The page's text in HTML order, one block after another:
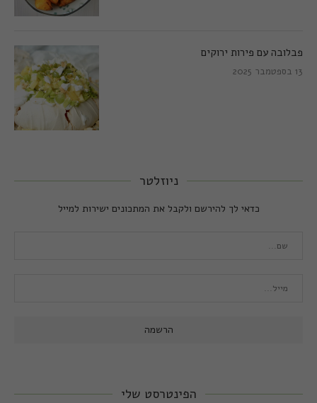
פבלובה עם פירות ירוקים
13 בספטמבר 2025
ניוזלטר
כדאי לך להירשם ולקבל את המתכונים ישירות למייל
הפינטרסט שלי